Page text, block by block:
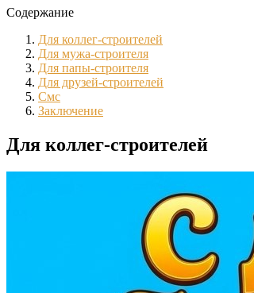
Содержание
Для коллег-строителей
Для мужа-строителя
Для папы-строителя
Для друзей-строителей
Смс
Заключение
Для коллег-строителей